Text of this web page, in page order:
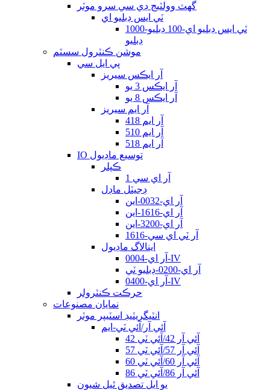
گھٽ وولٽيج ڊي سي سرو موٽر
ٽي ايس ڊبليو اي
ٽي ايس ڊبليو اي-100 ڊبليو-1000
ڊبليو
موشن ڪنٽرول سسٽم
پي ايل سي
آر ايڪس سيريز
آر ايڪس 3 يو
آر ايڪس 8 يو
آر ايم سيريز
آر ايم 418
آر ايم 510
آر ايم 518
IO توسيع ماڊيول
ڪپلر
آر اي سي 1
ڊجيٽل ماڊل
آر اي-0032-اين
آر اي-1616-اين
آر اي-3200-اين
آر ٽي اي سي-1616
اينالاگ ماڊيول
آر اي-0004-IV
آر اي-0200-ڊبليو ٽي
آر اي-0400-IV
حرڪت ڪنٽرولر
نمايان مصنوعات
انٽيگريٽيڊ اسٽيپر موٽر
آئي آر/آئي ٽي-ايم
آئي آر 42/آئي ٽي 42
آئي آر 57/آئي ٽي 57
آئي آر 60/آئي ٽي 60
آئي آر 86/آئي ٽي 86
يو ايل تصديق ٿيل شيون